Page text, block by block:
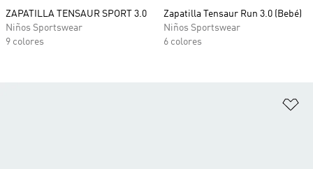
ZAPATILLA TENSAUR SPORT 3.0
Niños Sportswear
9 colores
Zapatilla Tensaur Run 3.0 (Bebé)
Niños Sportswear
6 colores